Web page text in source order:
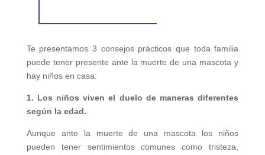
Te presentamos 3 consejos prácticos que toda familia
puede tener presente ante la muerte de una mascota y
hay niños en casa:
1. Los niños viven el duelo de maneras diferentes
según la edad.
Aunque ante la muerte de una mascota los niños
pueden tener sentimientos comunes como tristeza,